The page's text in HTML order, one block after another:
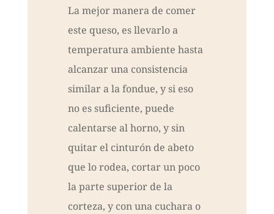
La mejor manera de comer
este queso, es llevarlo a
temperatura ambiente hasta
alcanzar una consistencia
similar a la fondue, y si eso
no es suficiente, puede
calentarse al horno, y sin
quitar el cinturón de abeto
que lo rodea, cortar un poco
la parte superior de la
corteza, y con una cuchara o